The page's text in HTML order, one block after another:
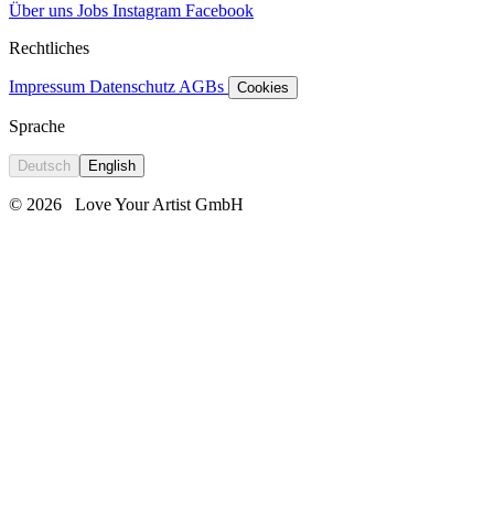
Über uns Jobs Instagram Facebook
Rechtliches
Impressum Datenschutz AGBs Cookies
Sprache
Deutsch English
© 2026 Love Your Artist GmbH